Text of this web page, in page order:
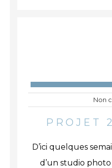
Non
PROJET
D’ici quelques
d’un studio